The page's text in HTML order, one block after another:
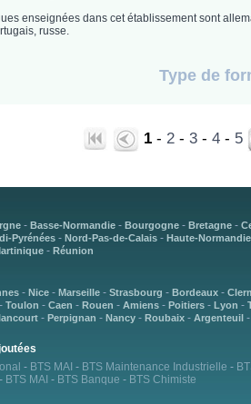
enseignées dans cet établissement sont
russe.
Type de
1- 2- 3- 4- 5
- Basse-Normandie- Bourgogne- Bretagne-
Pyrénées- Nord-Pas-de-Calais- Haute-Normandie
- Réunion
- Nice- Marseille- Strasbourg - Bordeaux-
Toulon - Caen - Rouen - Amiens- Poitiers- Lyon -
- Perpignan - Nancy- Roubaix- Argenteuil
- BTS MAI - BTS Maintenance Industrielle -
- BTS MAI - BTS Banque - BTS Chimiste